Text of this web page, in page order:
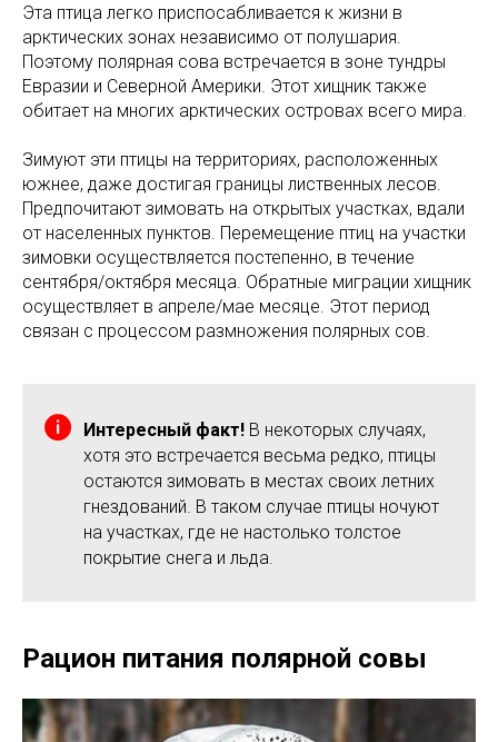
Эта птица легко приспосабливается к жизни в
арктических зонах независимо от полушария.
Поэтому полярная сова встречается в зоне тундры
Евразии и Северной Америки. Этот хищник также
обитает на многих арктических островах всего мира.
Зимуют эти птицы на территориях, расположенных
южнее, даже достигая границы лиственных лесов.
Предпочитают зимовать на открытых участках, вдали
от населенных пунктов. Перемещение птиц на участки
зимовки осуществляется постепенно, в течение
сентября/октября месяца. Обратные миграции хищник
осуществляет в апреле/мае месяце. Этот период
связан с процессом размножения полярных сов.
Интересный факт! В некоторых случаях,
хотя это встречается весьма редко, птицы
остаются зимовать в местах своих летних
гнездований. В таком случае птицы ночуют
на участках, где не настолько толстое
покрытие снега и льда.
Рацион питания полярной совы